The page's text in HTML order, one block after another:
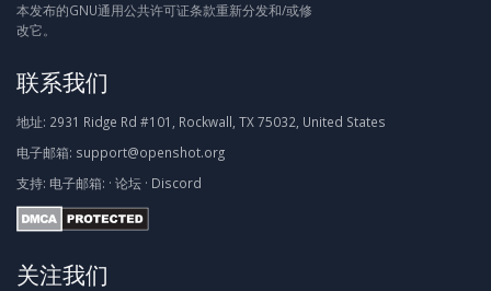
本发布的GNU通用公共许可证条款重新分发和/或修
改它。
联系我们
地址: 2931 Ridge Rd #101, Rockwall, TX 75032, United States
电子邮箱: support@openshot.org
支持: 电子邮箱: · 论坛 · Discord
关注我们